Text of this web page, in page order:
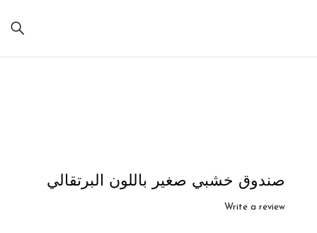
صندوق خشبي صغير باللون البرتقالي
Write a review